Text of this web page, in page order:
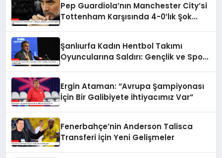
Pep Guardiola’nın Manchester City’si
Tottenham Karşısında 4-0’lık Şok
Şanlıurfa Kadın Hentbol Takımı
Oyuncularına Saldırı: Gençlik ve Spor
Ergin Ataman: “Avrupa Şampiyonası
İçin Bir Galibiyete İhtiyacımız Var”
Fenerbahçe’nin Anderson Talisca
Transferi İçin Yeni Gelişmeler